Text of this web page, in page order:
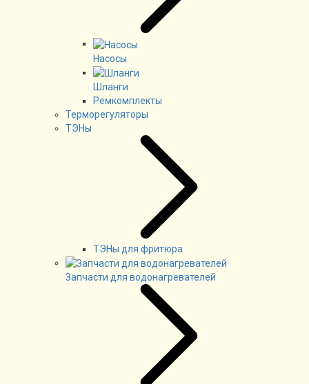
Насосы
Шланги
Ремкомплекты
Терморегуляторы
ТЭНы
ТЭНы для фритюра
Запчасти для водонагревателей